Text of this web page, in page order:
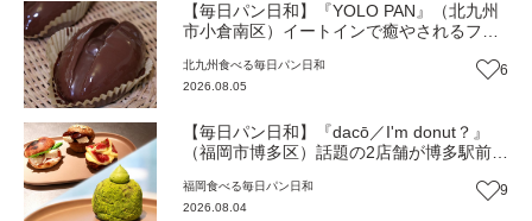
【毎日パン日和】『YOLO PAN』（北九州
市小倉南区）イートインで癒やされるフワ
北九州食べる毎日パン日和
2026.08.05
6
【毎日パン日和】『dacō／I'm donut？』
（福岡市博多区）話題の2店舗が博多駅前に
パン】
福岡食べる毎日パン日和
2026.08.04
9